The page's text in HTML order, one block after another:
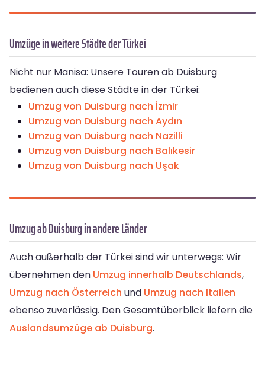
Umzüge in weitere Städte der Türkei
Nicht nur Manisa: Unsere Touren ab Duisburg
bedienen auch diese Städte in der Türkei:
Umzug von Duisburg nach İzmir
Umzug von Duisburg nach Aydın
Umzug von Duisburg nach Nazilli
Umzug von Duisburg nach Balıkesir
Umzug von Duisburg nach Uşak
Umzug ab Duisburg in andere Länder
Auch außerhalb der Türkei sind wir unterwegs: Wir
übernehmen den Umzug innerhalb Deutschlands,
Umzug nach Österreich und Umzug nach Italien
ebenso zuverlässig. Den Gesamtüberblick liefern die
Auslandsumzüge ab Duisburg.